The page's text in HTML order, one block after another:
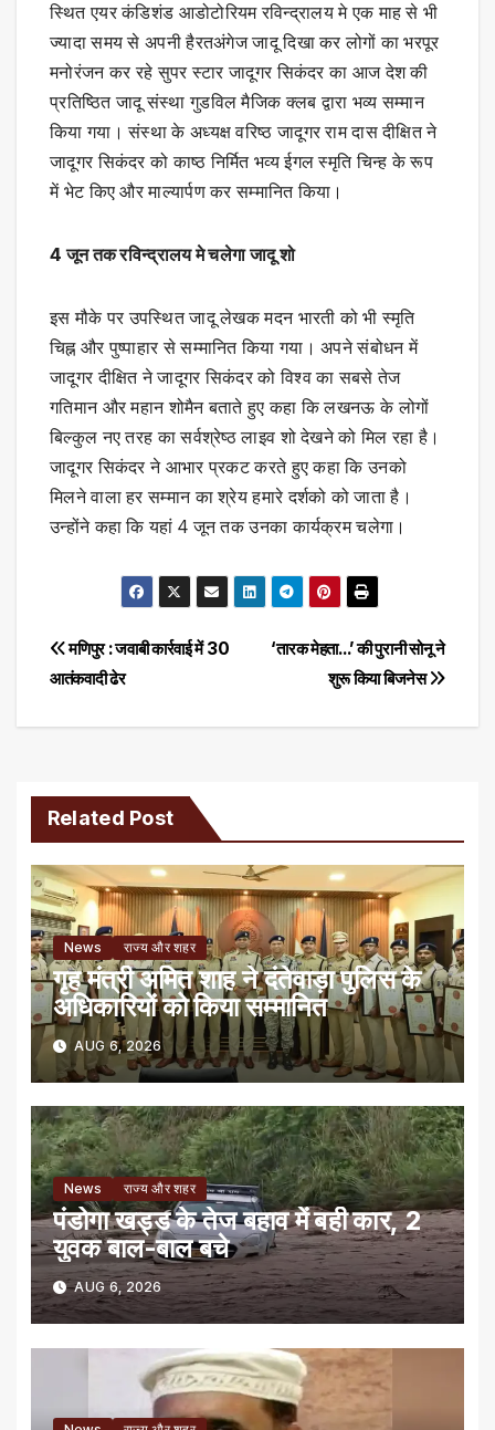
स्थित एयर कंडिशंड आडोटोरियम रविन्द्रालय मे एक माह से भी
ज्यादा समय से अपनी हैरतअंगेज जादू दिखा कर लोगों का भरपूर
मनोरंजन कर रहे सुपर स्टार जादूगर सिकंदर का आज देश की
प्रतिष्ठित जादू संस्था गुडविल मैजिक क्लब द्वारा भव्य सम्मान
किया गया। संस्था के अध्यक्ष वरिष्ठ जादूगर राम दास दीक्षित ने
जादूगर सिकंदर को काष्ठ निर्मित भव्य ईगल स्मृति चिन्ह के रूप
में भेट किए और माल्यार्पण कर सम्मानित किया।
4 जून तक रविन्द्रालय मे चलेगा जादू शो
इस मौके पर उपस्थित जादू लेखक मदन भारती को भी स्मृति
चिह्न और पुष्पाहार से सम्मानित किया गया। अपने संबोधन में
जादूगर दीक्षित ने जादूगर सिकंदर को विश्व का सबसे तेज
गतिमान और महान शोमैन बताते हुए कहा कि लखनऊ के लोगों
बिल्कुल नए तरह का सर्वश्रेष्ठ लाइव शो देखने को मिल रहा है।
जादूगर सिकंदर ने आभार प्रकट करते हुए कहा कि उनको
मिलने वाला हर सम्मान का श्रेय हमारे दर्शको को जाता है।
उन्होंने कहा कि यहां 4 जून तक उनका कार्यक्रम चलेगा।
Post
navigation
‘तारक मेहता…’ की पुरानी सोनू ने
शुरू किया बिजनेस
मणिपुर : जवाबी कार्रवाई में 30
आतंकवादी ढेर
Related Post
News राज्य और शहर
गृह मंत्री अमित शाह ने दंतेवाड़ा पुलिस के
अधिकारियों को किया सम्मानित
AUG 6, 2026
News राज्य और शहर
पंडोगा खड्ड के तेज बहाव में बही कार, 2
युवक बाल-बाल बचे
AUG 6, 2026